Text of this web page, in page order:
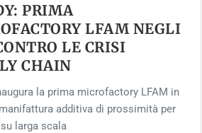
PRIMA
LFAM NEGLI
LE CRISI
CHAIN
la prima microfactory LFAM in
additiva di prossimità per
larga scala